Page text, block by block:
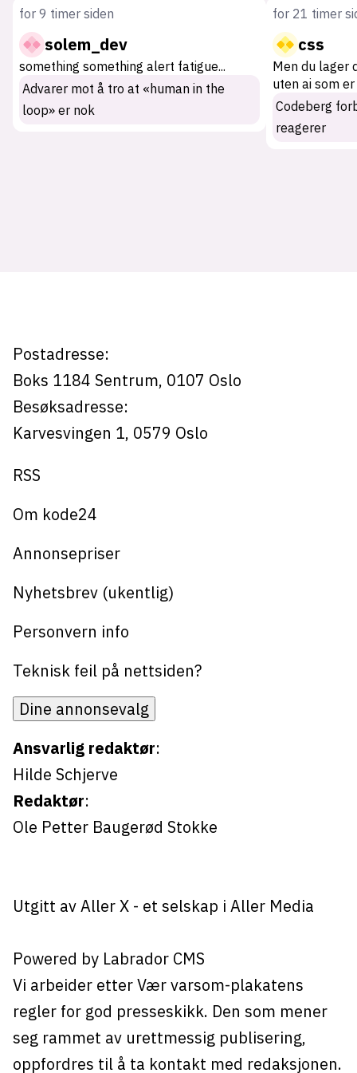
for 9 timer siden
solem_dev
something something alert fatigue...
Advarer mot å tro at «human in the
loop» er nok
for 21 timer
css
Men du lager
uten ai som
Codeberg
reagerer
Postadresse:
Boks 1184 Sentrum, 0107 Oslo
Besøksadresse:
Karvesvingen 1, 0579 Oslo
RSS
Om kode24
Annonsepriser
Nyhetsbrev (ukentlig)
Personvern info
Teknisk feil på nettsiden?
Dine annonsevalg
Ansvarlig redaktør:
Hilde Schjerve
Redaktør:
Ole Petter Baugerød Stokke
Utgitt av Aller X- et selskap i Aller Media
Powered by Labrador CMS
Vi arbeider etter Vær varsom-plakatens
regler for god presseskikk. Den som mener
seg rammet av urettmessig publisering,
oppfordres til å ta kontakt med redaksjonen.